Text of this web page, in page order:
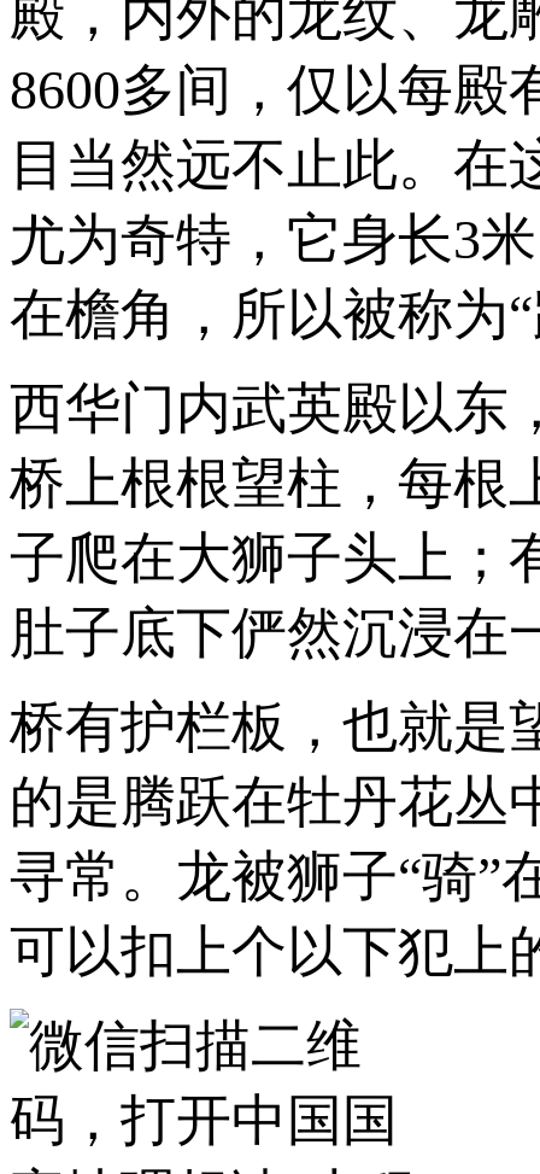
殿，内外的龙纹、龙
8600多间，仅以每殿
目当然远不止此。在
尤为奇特，它身长3
在檐角，所以被称为
西华门内武英殿以东
桥上根根望柱，每根
子爬在大狮子头上；
肚子底下俨然沉浸在
桥有护栏板，也就是
的是腾跃在牡丹花丛
寻常。龙被狮子“骑”
可以扣上个以下犯上